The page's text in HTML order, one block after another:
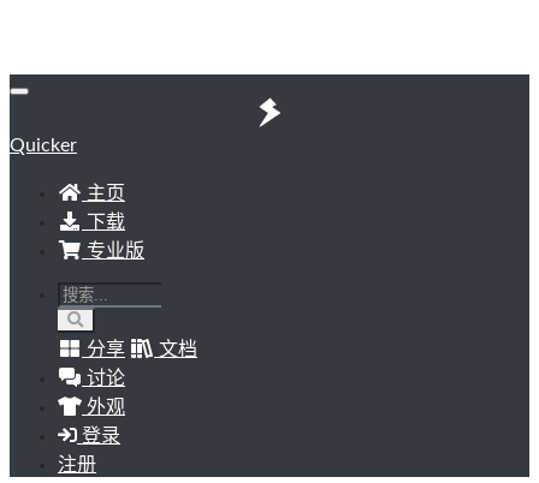
Quicker
主页
下载
专业版
分享
文档
讨论
外观
登录
注册